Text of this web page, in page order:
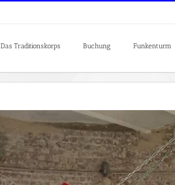
Das Traditionskorps Buchung Funkenturm